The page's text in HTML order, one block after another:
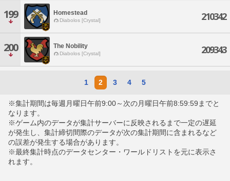
199 Homestead
Diabolos [Crystal] 210342
200 The Nobility
Diabolos [Crystal] 209343
1 2 3 4 5
※集計期間は毎週月曜日午前9:00～次の月曜日午前8:59:59までと
なります。
※ゲーム内のデータが集計サーバーに反映されるまで一定の遅延
が発生し、集計締切間際のデータが次の集計期間に含まれるなど
の誤差が発生する場合があります。
※最終集計時点のデータセンター・ワールドリストを元に表示さ
れます。